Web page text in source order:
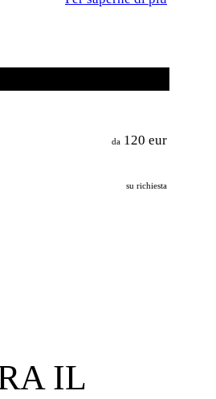
da 120 eur
su richiesta
IL